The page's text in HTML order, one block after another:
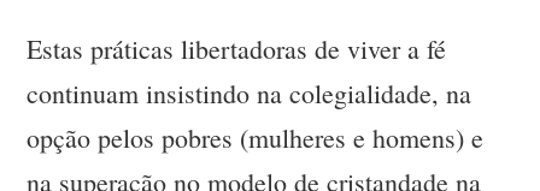
Estas práticas libertadoras de viver a fé
continuam insistindo na colegialidade, na
opção pelos pobres (mulheres e homens) e
na superação no modelo de cristandade na